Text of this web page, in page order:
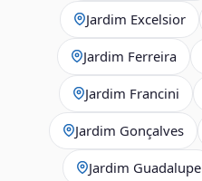
Jardim Excelsior
Jardim Ferreira
Jardim Francini
Jardim Gonçalves
Jardim Guadalupe